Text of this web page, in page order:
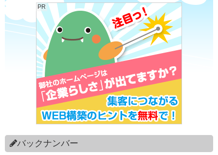
PR
バックナンバー